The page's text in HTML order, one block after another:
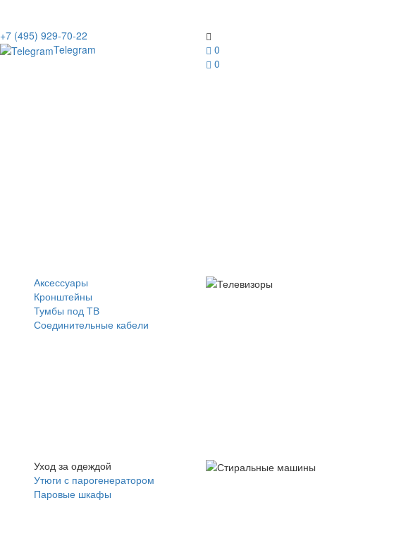
0
0
+7 (495) 929-70-22
Telegram
Аксессуары
Кронштейны
Тумбы под ТВ
Соединительные кабели
Уход за одеждой
Утюги с парогенератором
Паровые шкафы